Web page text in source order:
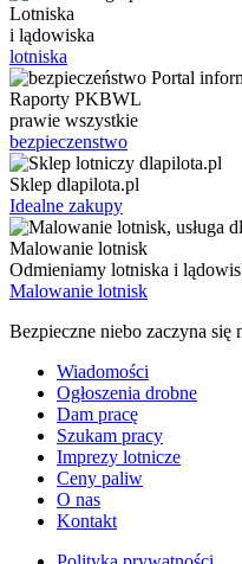
Lotniska
i lądowiska
lotniska
Raporty PKBWL
prawie wszystkie
bezpieczenstwo
Sklep dlapilota.pl
Idealne zakupy
Malowanie lotnisk
Odmieniamy lotniska i
Malowanie lotnisk
Bezpieczne niebo zaczyna się
Wiadomości
Ogłoszenia drobne
Dam pracę
Szukam pracy
Imprezy lotnicze
Ceny paliw
O nas
Kontakt